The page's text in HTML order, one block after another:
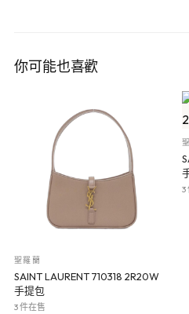
你可能也喜歡
聖羅蘭
SAINT LAURENT 710318 2R20W
手提包
3 件在售
3